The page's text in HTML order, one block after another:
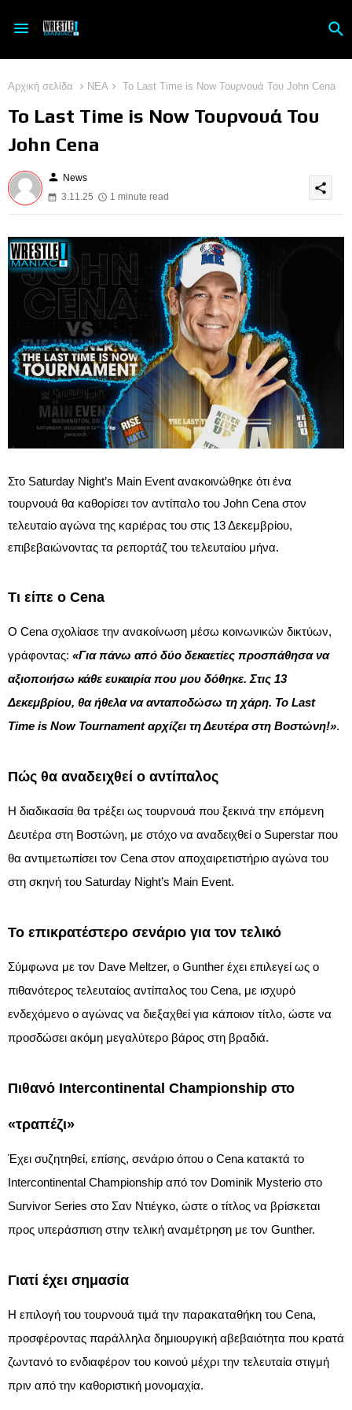
Αρχική σελίδα ΝΕΑ Το Last Time is Now Τουρνουά Του John Cena
Το Last Time is Now Τουρνουά Του
John Cena
person News
3.11.25
1 minute read
share
Στο Saturday Night’s Main Event ανακοινώθηκε ότι ένα
τουρνουά θα καθορίσει τον αντίπαλο του John Cena στον
τελευταίο αγώνα της καριέρας του στις 13 Δεκεμβρίου,
επιβεβαιώνοντας τα ρεπορτάζ του τελευταίου μήνα.​
Τι είπε ο Cena
Ο Cena σχολίασε την ανακοίνωση μέσω κοινωνικών δικτύων,
γράφοντας: «Για πάνω από δύο δεκαετίες προσπάθησα να
αξιοποιήσω κάθε ευκαιρία που μου δόθηκε. Στις 13
Δεκεμβρίου, θα ήθελα να ανταποδώσω τη χάρη. Το Last
Time is Now Tournament αρχίζει τη Δευτέρα στη Βοστώνη!».​
Πώς θα αναδειχθεί ο αντίπαλος
Η διαδικασία θα τρέξει ως τουρνουά που ξεκινά την επόμενη
Δευτέρα στη Βοστώνη, με στόχο να αναδειχθεί ο Superstar που
θα αντιμετωπίσει τον Cena στον αποχαιρετιστήριο αγώνα του
στη σκηνή του Saturday Night’s Main Event.​
Το επικρατέστερο σενάριο για τον τελικό
Σύμφωνα με τον Dave Meltzer, ο Gunther έχει επιλεγεί ως ο
πιθανότερος τελευταίος αντίπαλος του Cena, με ισχυρό
ενδεχόμενο ο αγώνας να διεξαχθεί για κάποιον τίτλο, ώστε να
προσδώσει ακόμη μεγαλύτερο βάρος στη βραδιά.​
Πιθανό Intercontinental Championship στο
«τραπέζι»
Έχει συζητηθεί, επίσης, σενάριο όπου ο Cena κατακτά το
Intercontinental Championship από τον Dominik Mysterio στο
Survivor Series στο Σαν Ντιέγκο, ώστε ο τίτλος να βρίσκεται
προς υπεράσπιση στην τελική αναμέτρηση με τον Gunther.​
Γιατί έχει σημασία
Η επιλογή του τουρνουά τιμά την παρακαταθήκη του Cena,
προσφέροντας παράλληλα δημιουργική αβεβαιότητα που κρατά
ζωντανό το ενδιαφέρον του κοινού μέχρι την τελευταία στιγμή
πριν από την καθοριστική μονομαχία.